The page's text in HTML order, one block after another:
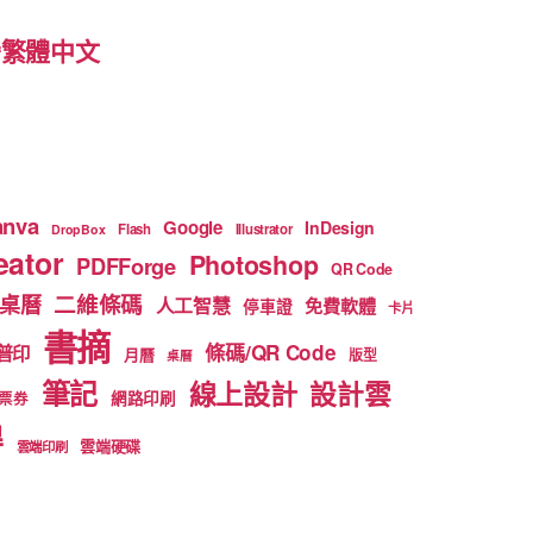
體中文
DropBox Flash Google Illustrator InDesign
PDFForge Photoshop QR Code
曆 二維條碼 人工智慧 停車證 免費軟體 卡片
印 書摘 月曆 桌曆 條碼/QR Code 版型
券 筆記 網路印刷 線上設計 設計雲
雲端印刷 雲端硬碟